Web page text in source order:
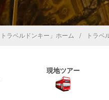
ラベルドンキー」ホーム / トラベ
現地ツアー